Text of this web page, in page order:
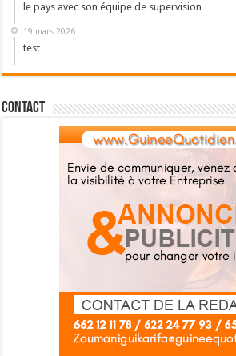
le pays avec son équipe de supervision
19 mars 2026
test
Contact